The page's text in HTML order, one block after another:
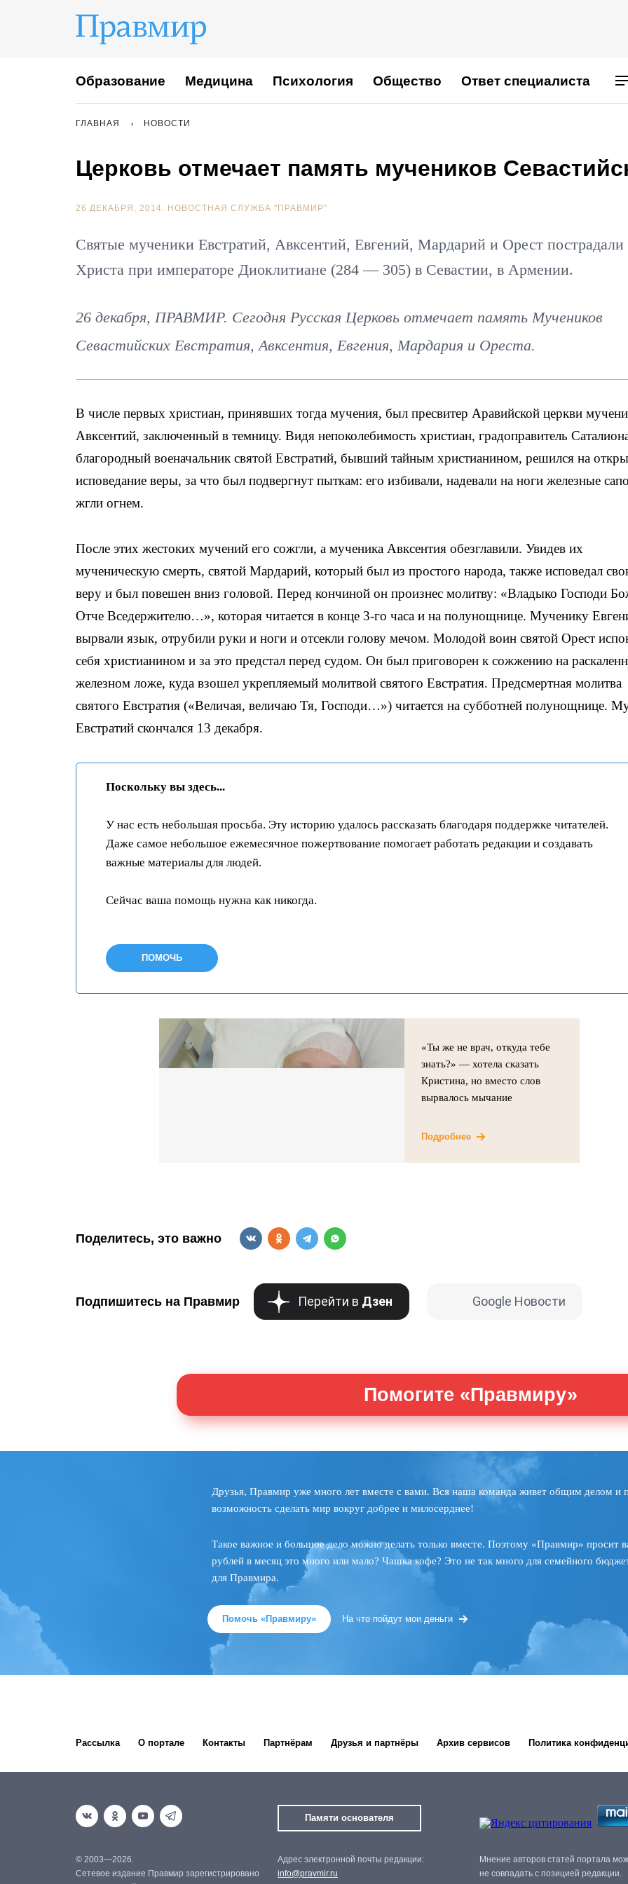
Образование Медицина Психология Общество Ответ специалиста
ГЛАВНАЯ НОВОСТИ
Церковь отмечает память мучеников
26 ДЕКАБРЯ, 2014. НОВОСТНАЯ СЛУЖБА "ПРАВМИР"
Святые мученики Евстратий, Авксентий, Евгений, Мардарий и Орест пострадали
Христа при императоре Диоклитиане (284 — 305) в Севастии, в Армении.
26 декабря, ПРАВМИР. Сегодня Русская Церковь отмечает память Мучеников
Севастийских Евстратия, Авксентия, Евгения, Мардария и Ореста.
В числе первых христиан, принявших тогда мучения, был пресвитер Аравийской церкви
Авксентий, заключенный в темницу. Видя непоколебимость христиан, градоправитель
благородный военачальник святой Евстратий, бывший тайным христианином, решился на
исповедание веры, за что был подвергнут пыткам: его избивали, надевали на ноги железные
жгли огнем.
После этих жестоких мучений его сожгли, а мученика Авксентия обезглавили. Увидев их
мученическую смерть, святой Мардарий, который был из простого народа, также исповедал
веру и был повешен вниз головой. Перед кончиной он произнес молитву: «Владыко Господи
Отче Вседержителю…», которая читается в конце 3-го часа и на полунощнице. Мученику
вырвали язык, отрубили руки и ноги и отсекли голову мечом. Молодой воин святой Орест
себя христианином и за это предстал перед судом. Он был приговорен к сожжению на
железном ложе, куда взошел укрепляемый молитвой святого Евстратия. Предсмертная молитва
святого Евстратия («Величая, величаю Тя, Господи…») читается на субботней полунощнице.
Евстратий скончался 13 декабря.
Поскольку вы здесь...
У нас есть небольшая просьба. Эту историю удалось рассказать благодаря поддержке читателей.
Даже самое небольшое ежемесячное пожертвование помогает работать редакции и создавать
важные материалы для людей.
Сейчас ваша помощь нужна как никогда.
ПОМОЧЬ
«Ты же не врач, откуда тебе
знать?» — хотела сказать
Кристина, но вместо слов
вырвалось мычание
Подробнее
Поделитесь, это важно
Подпишитесь на Правмир Перейти в Дзен Google Новости
Помогите «Правмиру»
Друзья, Правмир уже много лет вместе с вами. Вся наша команда живет общим делом и
возможность сделать мир вокруг добрее и милосерднее!
Такое важное и большое дело можно делать только вместе. Поэтому «Правмир» просит
рублей в месяц это много или мало? Чашка кофе? Это не так много для семейного
для Правмира.
Помочь «Правмиру» На что пойдут мои деньги
Рассылка О портале Контакты Партнёрам Друзья и партнёры Архив сервисов Политика
Памяти основателя
© 2003—2026.
Сетевое издание Правмир зарегистрировано
Адрес электронной почты редакции:
info@pravmir.ru
Мнение авторов статей портала
не совпадать с позицией редакции.